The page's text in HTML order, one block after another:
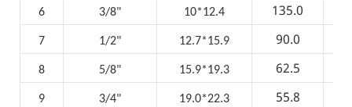
6 3/8" 10*12.4 135.0
7 1/2" 12.7*15.9 90.0
8 5/8" 15.9*19.3 62.5
9 3/4" 19.0*22.3 55.8